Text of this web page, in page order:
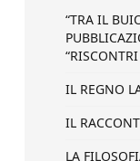
“TRA IL
IL REGNO
IL
LA